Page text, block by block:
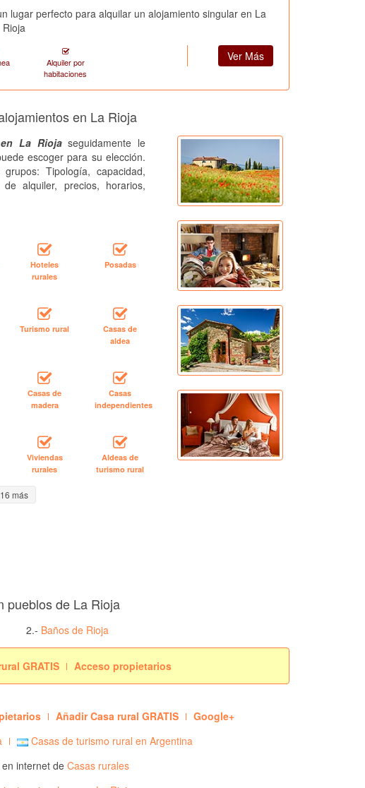
lugar perfecto para alquilar un alojamiento singular en La
Rioja
Alquiler por
habitaciones
Ver Más
en La Rioja
La Riojaseguidamente le
escoger para su elección.
Tipología, capacidad,
alquiler, precios, horarios,
Hoteles
rurales
Posadas
Turismo rural
Casas de
aldea
Casas de
madera
Casas
independientes
Viviendas
rurales
Aldeas de
turismo rural
más
pueblos de La Rioja
2.- Baños de Rioja
GRATIS Acceso propietarios
Añadir Casa rural GRATIS
Google+
Casas de turismo rural en Argentina
internet deCasas rurales